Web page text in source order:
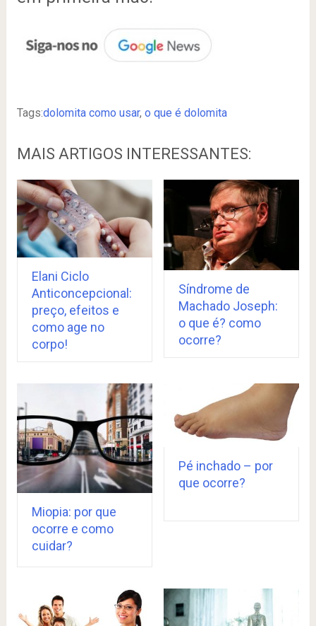
Tags:dolomita como usar, o que é dolomita
MAIS ARTIGOS INTERESSANTES:
Elani Ciclo
Anticoncepcional:
preço, efeitos e
como age no
corpo!
Síndrome de
Machado Joseph:
o que é? como
ocorre?
Miopia: por que
ocorre e como
cuidar?
Pé inchado – por
que ocorre?